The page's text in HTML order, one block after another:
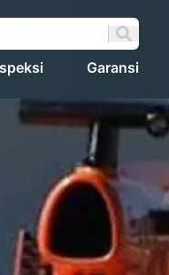
Garansi